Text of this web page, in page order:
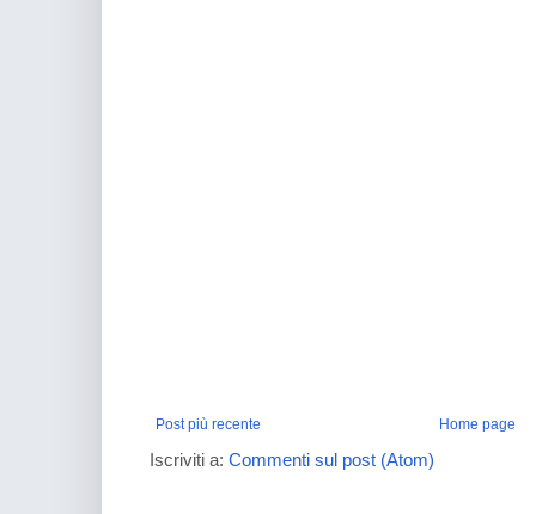
Post più recente Home page
Iscriviti a: Commenti sul post (Atom)